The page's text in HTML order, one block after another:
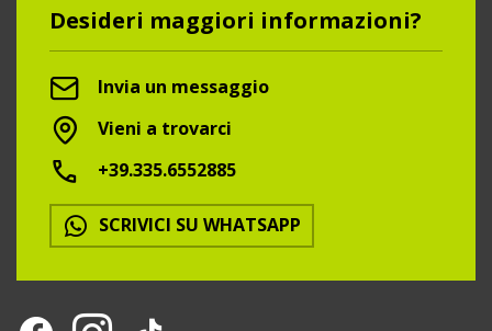
Desideri maggiori informazioni?
Invia un messaggio
Vieni a trovarci
+39.335.6552885
SCRIVICI SU WHATSAPP